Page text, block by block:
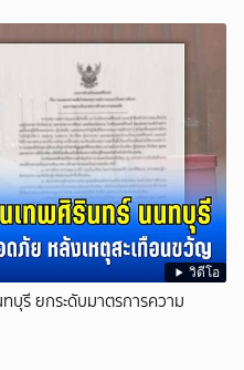
วิดีโอ
บุรี ยกระดับมาตรการความ